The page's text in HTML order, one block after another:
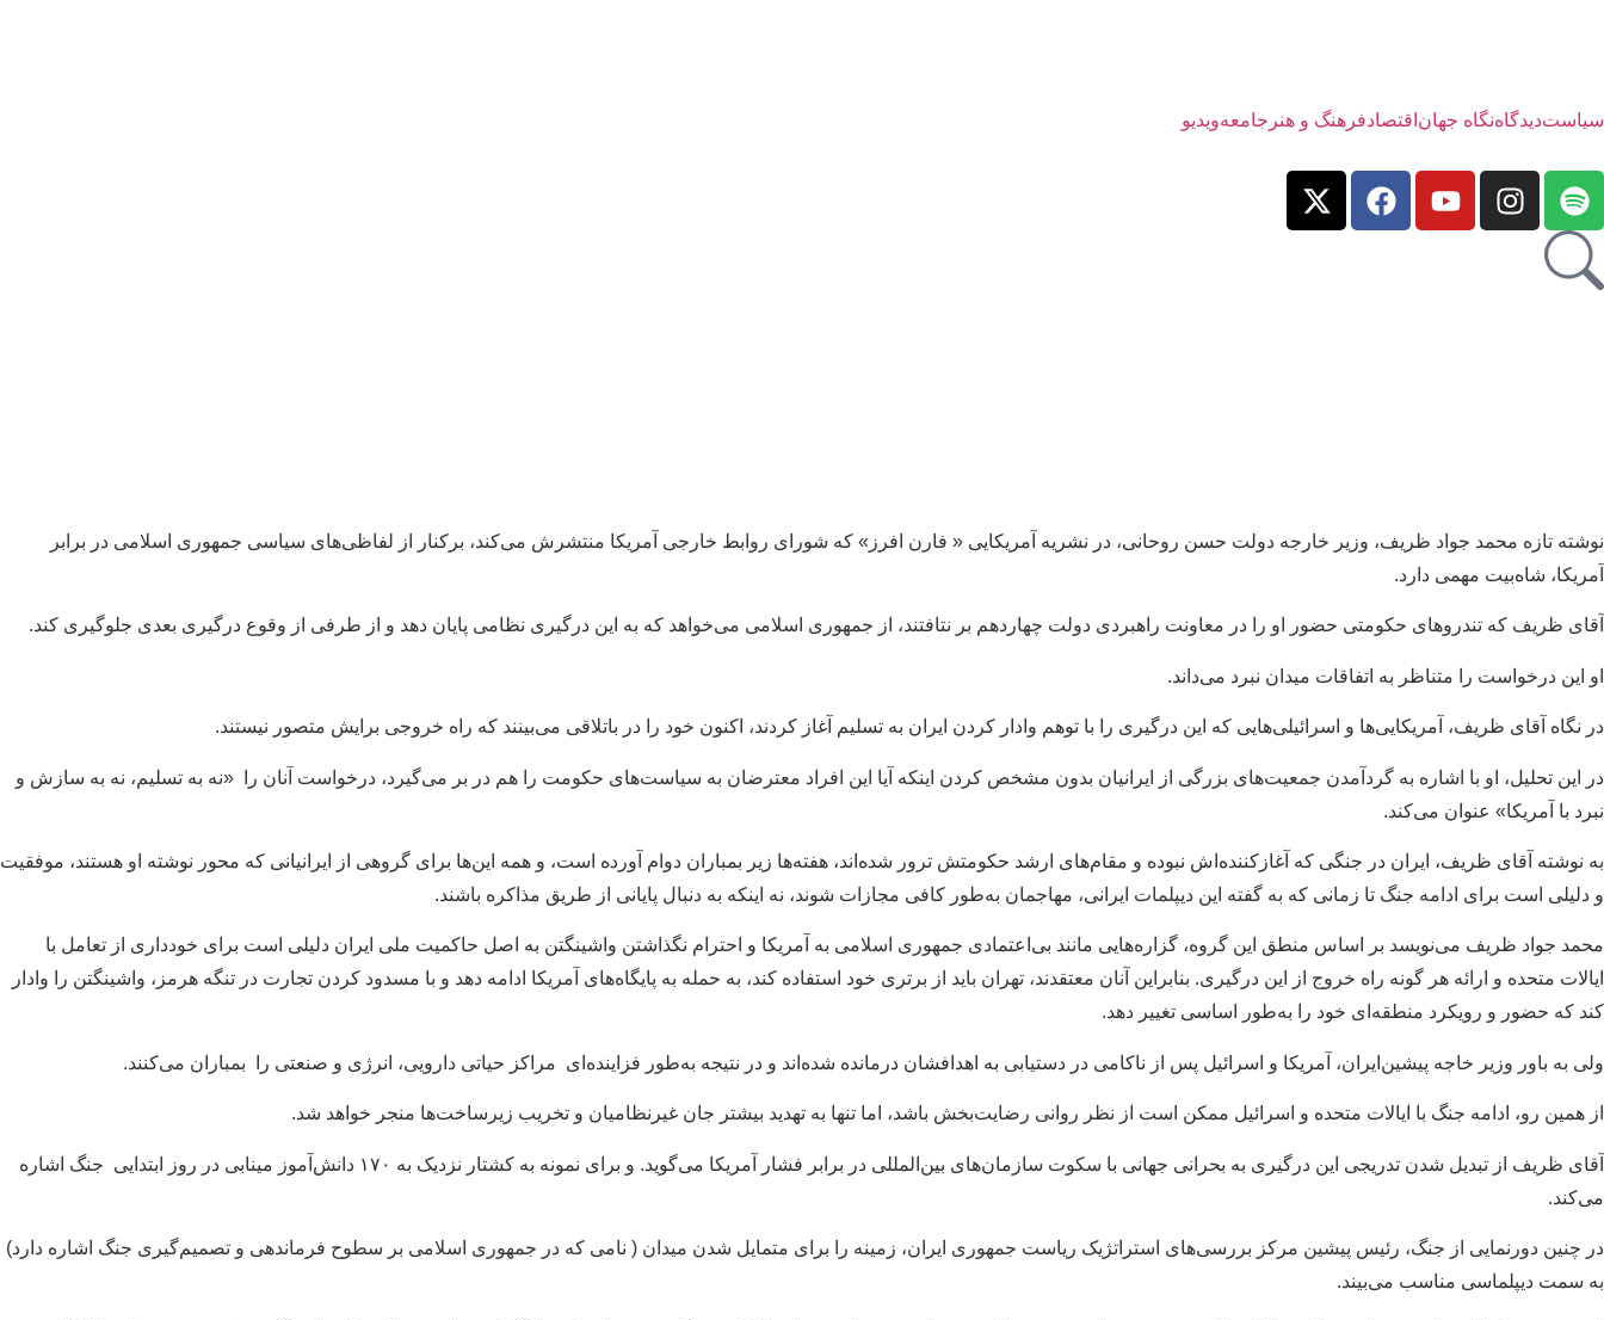
سیاستدیدگاهنگاه جهان اقتصادفرهنگ و هنر جامعهویدیو
نوشته تازه محمد جواد ظریف، وزیر خارجه دولت حسن روحانی، در نشریه آمریکایی‌ « فارن افرز» که شورای روابط خارجی آمریکا منتشرش می‌کند، برکنار از لفاظی‌های سیاسی جمهوری اسلامی در برابر
آمریکا، شاه‌بیت مهمی دارد.
آقای ظریف که تندروهای حکومتی حضور او را در معاونت راهبردی‌ دولت چهاردهم بر نتافتند، از جمهوری اسلامی می‌خواهد که به این درگیری نظامی پایان دهد و از طرفی از وقوع درگیری بعدی جلوگیری کند.
او این درخواست را متناظر به اتفاقات میدان نبرد می‌داند.
در نگاه آقای ظریف، آمریکایی‌ها و اسرائیلی‌هایی که این درگیری را با توهم وادار کردن ایران به تسلیم آغاز کردند، اکنون خود را در باتلاقی می‌بینند که راه خروجی برایش متصور نیستند.
در این تحلیل، او با اشاره به گردآمدن جمعیت‌های بزرگی از ایرانیان بدون مشخص کردن اینکه آیا این افراد معترضان به سیاست‌های حکومت را هم در بر می‌گیرد، درخواست آنان را «نه به تسلیم، نه به سازش و
نبرد با آمریکا» عنوان می‌کند.
به نوشته آقای ظریف، ایران در جنگی که آغاز‌کننده‌اش نبوده و مقام‌های ارشد حکومتش ترور شده‌اند، هفته‌ها زیر بمباران دوام آورده است، و همه این‌ها برای گروهی از ایرانیانی که محور نوشته او‌ هستند، موفقیت
و دلیلی است برای ادامه جنگ تا زمانی که به گفته این دیپلمات ایرانی، مهاجمان به‌طور کافی مجازات شوند، نه اینکه به دنبال پایانی از طریق مذاکره‌ باشند.
محمد جواد ظریف می‌‌نویسد بر اساس منطق این گروه، گزاره‌هایی مانند بی‌اعتمادی جمهوری اسلامی به آمریکا و احترام نگذاشتن واشینگتن به اصل حاکمیت ملی ایران دلیلی است برای خودداری از تعامل با
ایالات متحده و ارائه هر گونه راه خروج از این درگیری. بنابراین آنان معتقدند، تهران باید از برتری خود استفاده کند، به حمله به پایگاه‌های آمریکا ادامه دهد و با مسدود کردن تجارت در تنگه هرمز، واشینگتن را وادار
کند که حضور و رویکرد منطقه‌ای خود را به‌طور اساسی تغییر دهد.
ولی به باور وزیر خاجه پیشین‌ایران، آمریکا و اسرائیل پس از ناکامی در دستیابی به اهدافشان درمانده شده‌اند و در نتیجه به‌طور فزاینده‌ای مراکز حیاتی دارویی، انرژی و صنعتی را بمباران می‌کنند.
از همین‌ رو، ادامه جنگ با ایالات متحده و اسرائیل ممکن است از نظر روانی رضایت‌بخش باشد، اما تنها به تهدید بیشتر جان غیرنظامیان و تخریب زیرساخت‌ها منجر خواهد شد.
آقای ظریف از تبدیل شدن تدریجی این ‌درگیری به بحرانی جهانی با سکوت سازمان‌های بین‌المللی در برابر فشار آمریکا می‌گوید. و برای نمونه به کشتار نزدیک به ۱۷۰ دانش‌آموز مینابی در روز ابتدایی جنگ اشاره
می‌کند.
در چنین دورنمایی از جنگ، رئیس پیشین مرکز بررسی‌های استراتژیک ریاست جمهوری ایران، زمینه را برای متمایل شدن میدان ( نامی که در جمهوری اسلامی بر سطوح فرماندهی و تصمیم‌گیری جنگ اشاره دارد)
به سمت دیپلماسی مناسب می‌بیند.